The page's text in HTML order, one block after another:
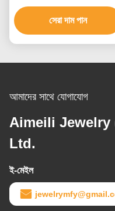
জলরোধী এবং কাস্টমাইজড পরিষেবা
সহ
সেরা দাম পান
আমাদের সাথে যোগাযোগ
Aimeili Jewelry
Ltd.
ই-মেইল